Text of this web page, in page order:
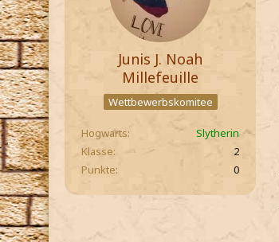
Junis J. Noah
Millefeuille
Wettbewerbskomitee
Hogwarts
Slytherin
Klasse
2
Punkte
0